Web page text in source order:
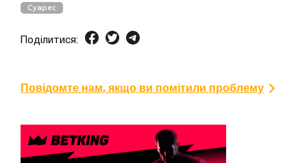
Суарес
Поділитися:
Повідомте нам, якщо ви помітили проблему